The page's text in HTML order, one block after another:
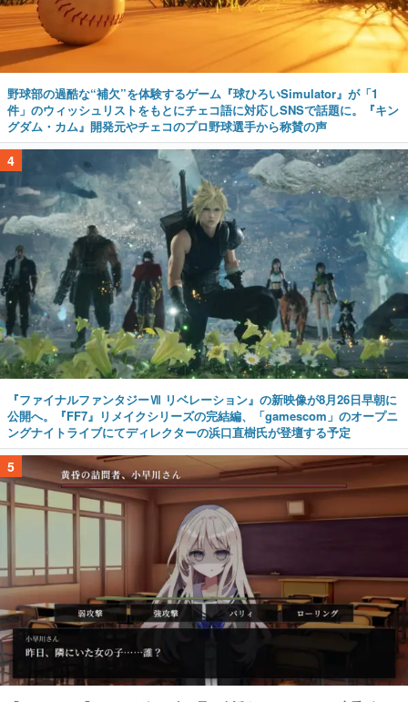
野球部の過酷な“補欠”を体験するゲーム『球ひろいSimulator』が「1
件」のウィッシュリストをもとにチェコ語に対応しSNSで話題に。『キン
グダム・カム』開発元やチェコのプロ野球選手から称賛の声
4
『ファイナルファンタジーⅦ リベレーション』の新映像が8月26日早朝に
公開へ。『FF7』リメイクシリーズの完結編、「gamescom」のオープニ
ングナイトライブにてディレクターの浜口直樹氏が登壇する予定
5